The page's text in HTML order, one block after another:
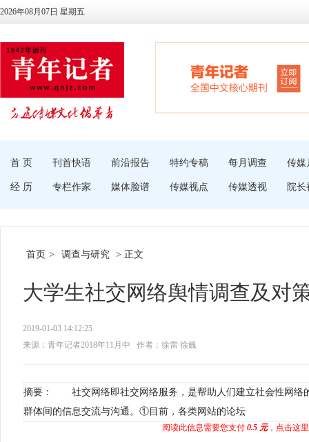
2026年08月07日 星期五
首 页 刊首快语 前沿报告 特约专稿 每月调查 传媒
经 历 专栏作家 媒体脸谱 传媒视点 传媒透视 院长
首页 > 调查与研究 > 正文
大学生社交网络舆情调查及对
2019-01-03 14:12:25
来源：青年记者2018年11月中
作者：徐雷 徐巍
摘要： 社交网络即社交网络服务，是帮助人们建立社会性网络
群体间的信息交流与沟通。①目前，各类网站的论坛
阅读此信息需要您支付 0.5 元，点击这